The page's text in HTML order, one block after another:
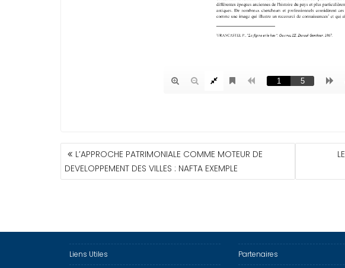
NAVIGATION
DE
L’ARTICLE
L’APPROCHE PATRIMONIALE COMME MOTEUR DE
DEVELOPPEMENT DES VILLES : NAFTA EXEMPLE
Liens Utiles Partenaires